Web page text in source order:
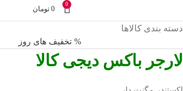
0
0 تومان
دسته بندی کالاها
% تخفیف های روز
لارجر باکس دیجی کالا